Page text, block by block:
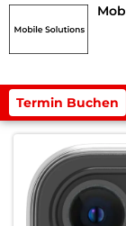
Termin Buchen